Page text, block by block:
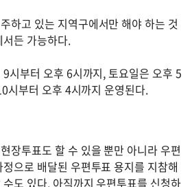
하고 있는 지역구에서만 해야 하는 것
든 가능하다.
시부터 오후 6시까지, 토요일은 오후 5
시부터 오후 4시까지 운영된다.
장투표도 할 수 있을 뿐만 아니라 우편
으로 배달된 우편투표 용지를 지참해
도 있다. 아직까지 우편투표를 신청하